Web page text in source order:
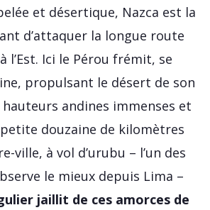
et désertique, Nazca est la
d’attaquer la longue route
l’Est. Ici le Pérou frémit, se
propulsant le désert de son
andines immenses et
petite douzaine de kilomètres
ville, à vol d’urubu – l’un des
le mieux depuis Lima –
jaillit de ces amorces de